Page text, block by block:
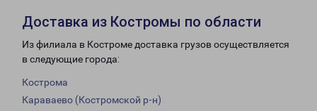
Доставка из Костромы по области
Из филиала в Костроме доставка грузов осуществляется
в следующие города:
Кострома
Караваево (Костромской р-н)